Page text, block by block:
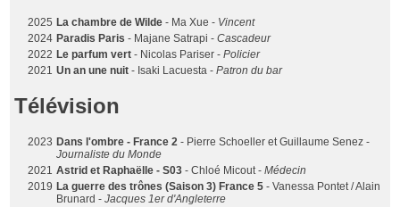
2025 La chambre de Wilde - Ma Xue - Vincent
2024 Paradis Paris - Majane Satrapi -Cascadeur
2022 Le parfum vert - Nicolas Pariser -Policier
2021 Un an une nuit - Isaki Lacuesta -Patron du bar
Télévision
2023 Dans l'ombre - France 2 - Pierre Schoeller et Guillaume Senez -
Journaliste du Monde
2021 Astrid et Raphaëlle - S03 - Chloé Micout -Médecin
2019 La guerre des trônes (Saison 3) France 5 - Vanessa Pontet / Alain
Brunard -Jacques 1er d'Angleterre